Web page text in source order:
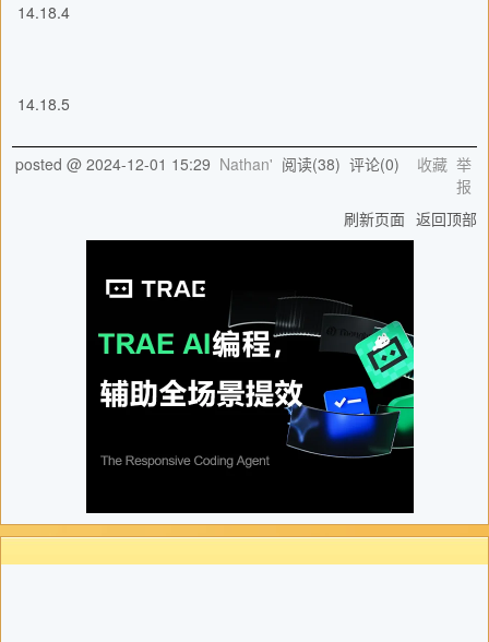
14.18.4
14.18.5
posted @ 2024-12-01 15:29 Nathan' 阅读(38) 评论(0) 收藏 举
报
刷新页面 返回顶部